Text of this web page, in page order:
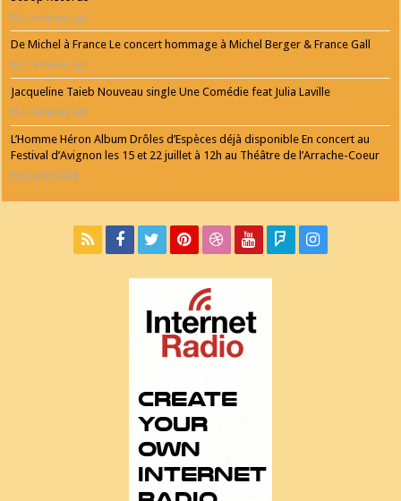
2 semaines ago
De Michel à France Le concert hommage à Michel Berger & France Gall
3 semaines ago
Jacqueline Taieb Nouveau single Une Comédie feat Julia Laville
4 semaines ago
L’Homme Héron Album Drôles d’Espèces déjà disponible En concert au
Festival d’Avignon les 15 et 22 juillet à 12h au Théâtre de l’Arrache-Coeur
6 juillet 2026